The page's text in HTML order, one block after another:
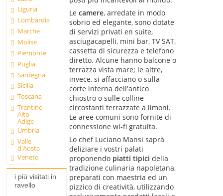
Liguria
Lombardia
Marche
Molise
Piemonte
Puglia
Sardegna
Sicilia
Toscana
Trentino
Alto
Adige
Umbria
Valle
d'Aosta
Veneto
i più visitati in
ravello
Le camere, arredate in modo
sobrio ed elegante, sono dotate
di servizi privati en suite,
asciugacapelli, mini bar, TV SAT,
cassetta di sicurezza e telefono
diretto. Alcune hanno balcone o
terrazza vista mare; le altre,
invece, si affacciano o sulla
corte interna dell'antico
chiostro o sulle colline
circostanti terrazzate a limoni.
Le aree comuni sono fornite di
connessione wi-fi gratuita.
Lo chef Luciano Mansi saprà
deliziare i vostri palati
proponendo piatti tipici della
tradizione culinaria napoletana,
preparati con maestria ed un
pizzico di creatività, utilizzando